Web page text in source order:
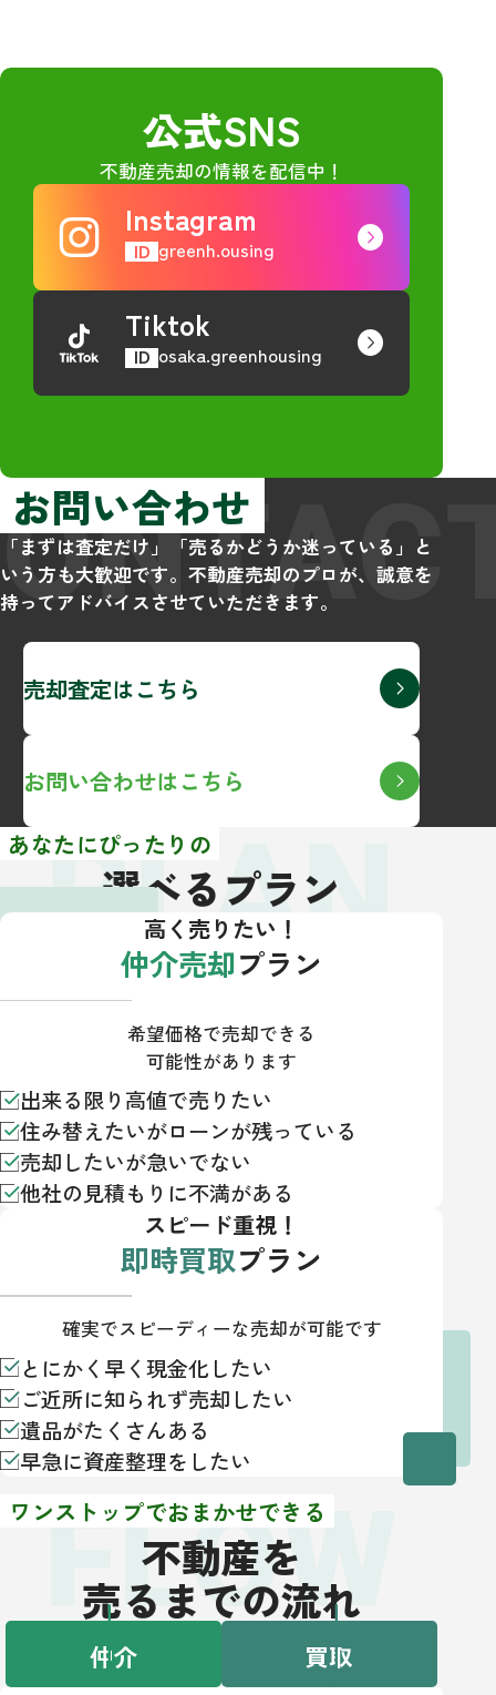
公式SNS
不動産売却の情報を配信中！
Instagram
ID greenh.ousing
Tiktok
ID osaka.greenhousing
お問い合わせ
「まずは査定だけ」「売るかどうか迷っている」と
いう方も大歓迎です。不動産売却のプロが、誠意を
持ってアドバイスさせていただきます。
売却査定はこちら
お問い合わせはこちら
あなたにぴったりの
選べるプラン
PLAN
高く売りたい！
仲介売却プラン
希望価格で売却できる
可能性があります
出来る限り高値で売りたい
住み替えたいがローンが残っている
売却したいが急いでない
他社の見積もりに不満がある
スピード重視！
即時買取プラン
確実でスピーディーな売却が可能です
とにかく早く現金化したい
ご近所に知られず売却したい
遺品がたくさんある
早急に資産整理をしたい
ワンストップでおまかせできる
不動産を
売るまでの流れ
FLOW
仲介 買取